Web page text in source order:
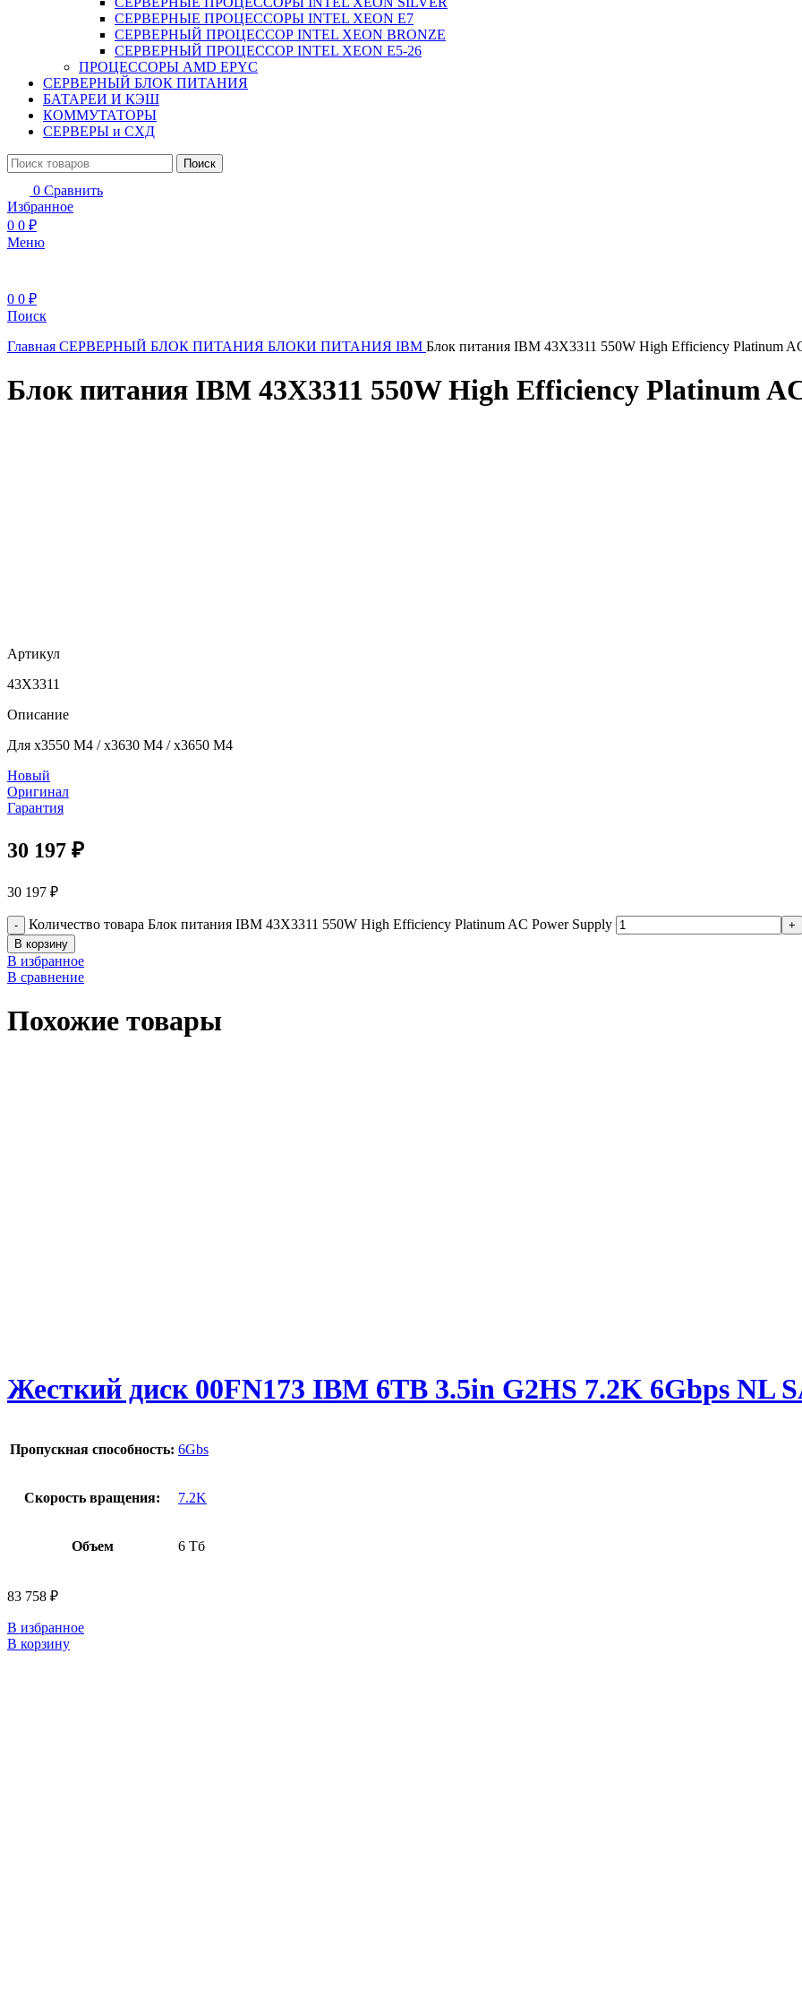
СЕРВЕРНЫЕ ПРОЦЕССОРЫ INTEL XEON Е7
СЕРВЕРНЫЙ ПРОЦЕССОР INTEL XEON BRONZE
СЕРВЕРНЫЙ ПРОЦЕССОР INTEL XEON Е5-26
ПРОЦЕССОРЫ AMD EPYC
СЕРВЕРНЫЙ БЛОК ПИТАНИЯ
БАТАРЕИ И КЭШ
КОММУТАТОРЫ
СЕРВЕРЫ и СХД
Поиск
0 Сравнить
Избранное
0 0 ₽
Меню
0 0 ₽
Поиск
Главная СЕРВЕРНЫЙ БЛОК ПИТАНИЯ БЛОКИ ПИТАНИЯ IBM Блок питания IBM 43X3311 550W High Efficiency Platinum
Блок питания IBM 43X3311 550W High Efficiency Platinum
Артикул
43X3311
Описание
Для x3550 M4 / x3630 M4 / x3650 M4
Новый
Оригинал
Гарантия
30 197 ₽
30 197 ₽
Количество товара Блок питания IBM 43X3311 550W High Efficiency Platinum AC Power Supply
В корзину
В избранное
В сравнение
Похожие товары
Жесткий диск 00FN173 IBM 6TB 3.5in G2HS 7.2K 6Gbps NL
Пропускная способность: 6Gbs
Скорость вращения: 7.2K
Объем 6 Тб
83 758 ₽
В избранное
В корзину